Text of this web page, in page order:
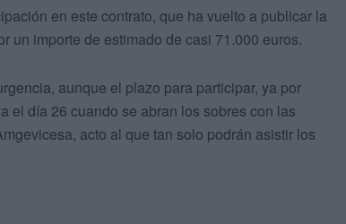
en este contrato, que ha vuelto a publicar la
un importe de estimado de casi 71.000 euros.
aunque el plazo para participar, ya por
el día 26 cuando se abran los sobres con las
acto al que tan solo podrán asistir los